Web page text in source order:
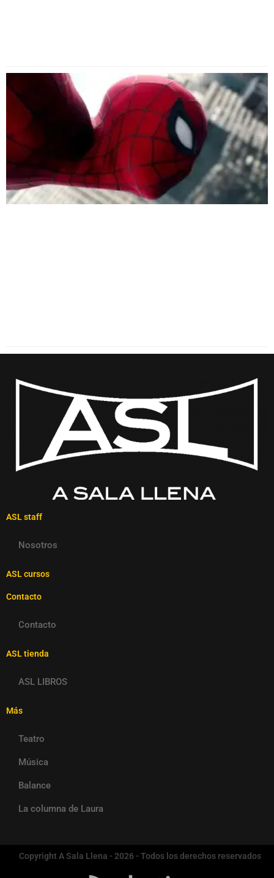
ASL staff
Nosotros
ASL cursos
Contacto
Contacto
ASL tienda
ASL LIBROS
Más
Teatro
Música
Balance
La columna de Laura
Copyright A Sala Llena - 2026 - Todos los derechos reservados